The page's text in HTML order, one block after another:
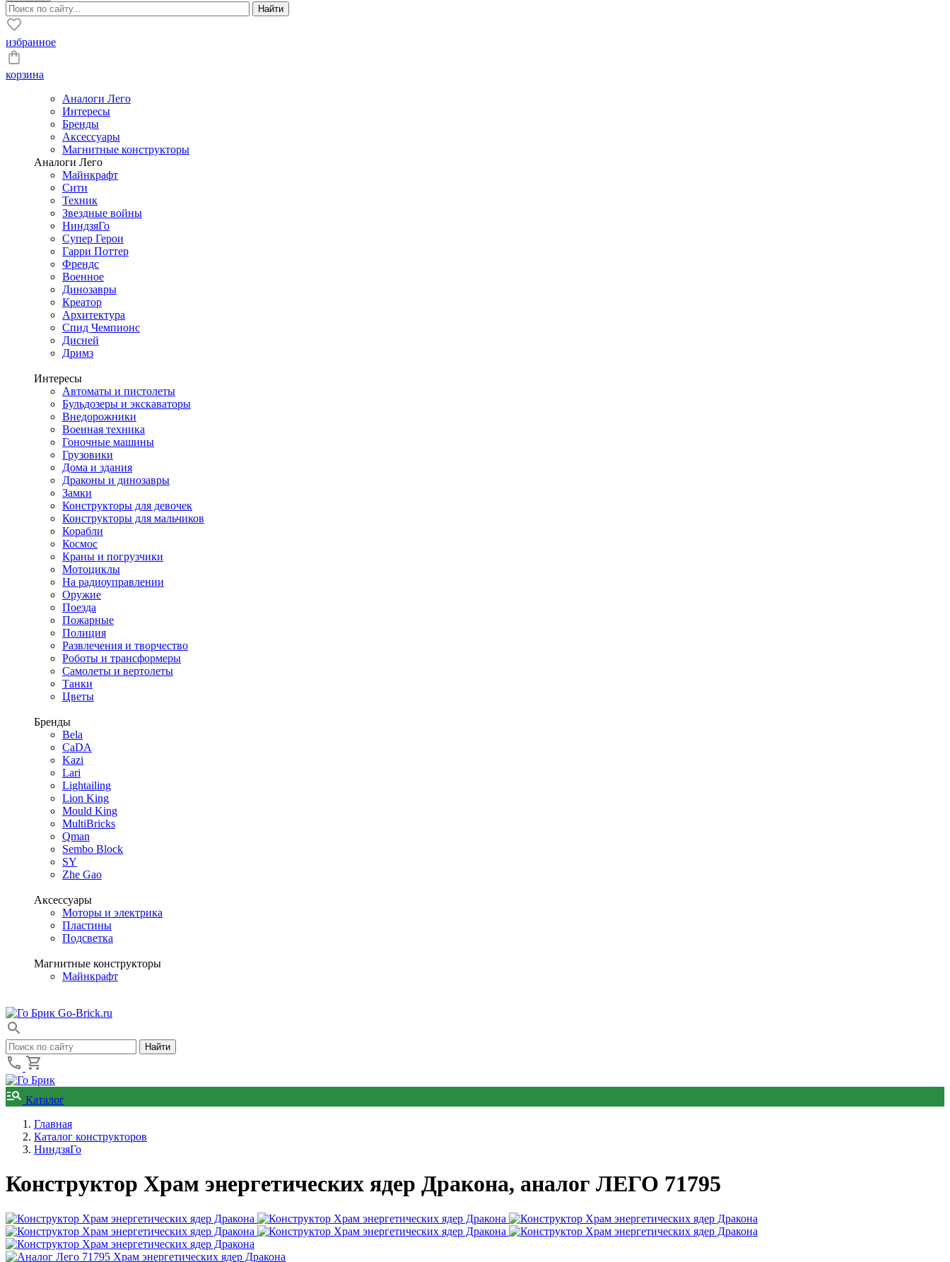
избранное
корзина
Аналоги Лего
Интересы
Бренды
Аксессуары
Магнитные конструкторы
Аналоги Лего
Майнкрафт
Сити
Техник
Звездные войны
НиндзяГо
Супер Герои
Гарри Поттер
Френдс
Военное
Динозавры
Креатор
Архитектура
Спид Чемпионс
Дисней
Дримз
Интересы
Автоматы и пистолеты
Бульдозеры и экскаваторы
Внедорожники
Военная техника
Гоночные машины
Грузовики
Дома и здания
Драконы и динозавры
Замки
Конструкторы для девочек
Конструкторы для мальчиков
Корабли
Космос
Краны и погрузчики
Мотоциклы
На радиоуправлении
Оружие
Поезда
Пожарные
Полиция
Развлечения и творчество
Роботы и трансформеры
Самолеты и вертолеты
Танки
Цветы
Бренды
Bela
CaDA
Kazi
Lari
Lightailing
Lion King
Mould King
MultiBricks
Qman
Sembo Block
SY
Zhe Gao
Аксессуары
Моторы и электрика
Пластины
Подсветка
Магнитные конструкторы
Майнкрафт
Go-Brick.ru
Каталог
Главная
Каталог конструкторов
НиндзяГо
Конструктор Храм энергетических ядер Дракона, аналог ЛЕГО 71795